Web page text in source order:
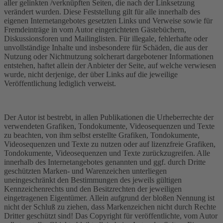
aller gelinkten /verknüpften Seiten, die nach der Linksetzung
verändert wurden. Diese Feststellung gilt für alle innerhalb des
eigenen Internetangebotes gesetzten Links und Verweise sowie für
Fremdeinträge in vom Autor eingerichteten Gästebüchern,
Diskussionsforen und Mailinglisten. Für illegale, fehlerhafte oder
unvollständige Inhalte und insbesondere für Schäden, die aus der
Nutzung oder Nichtnutzung solcherart dargebotener Informationen
entstehen, haftet allein der Anbieter der Seite, auf welche verwiesen
wurde, nicht derjenige, der über Links auf die jeweilige
Veröffentlichung lediglich verweist.
Der Autor ist bestrebt, in allen Publikationen die Urheberrechte der
verwendeten Grafiken, Tondokumente, Videosequenzen und Texte
zu beachten, von ihm selbst erstellte Grafiken, Tondokumente,
Videosequenzen und Texte zu nutzen oder auf lizenzfreie Grafiken,
Tondokumente, Videosequenzen und Texte zurückzugreifen. Alle
innerhalb des Internetangebotes genannten und ggf. durch Dritte
geschützten Marken- und Warenzeichen unterliegen
uneingeschränkt den Bestimmungen des jeweils gültigen
Kennzeichenrechts und den Besitzrechten der jeweiligen
eingetragenen Eigentümer. Allein aufgrund der bloßen Nennung ist
nicht der Schluß zu ziehen, dass Markenzeichen nicht durch Rechte
Dritter geschützt sind! Das Copyright für veröffentlichte, vom Autor